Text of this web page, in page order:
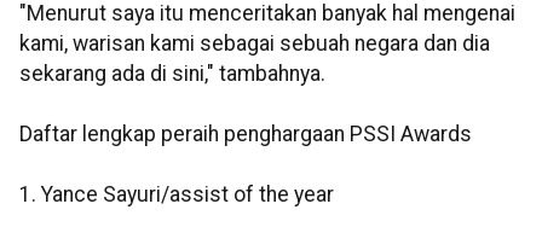
"Menurut saya itu menceritakan banyak hal mengenai
kami, warisan kami sebagai sebuah negara dan dia
sekarang ada di sini," tambahnya.
Daftar lengkap peraih penghargaan PSSI Awards
1. Yance Sayuri/assist of the year